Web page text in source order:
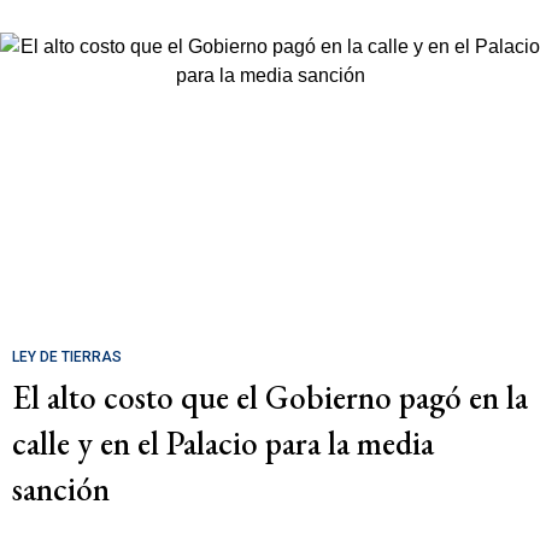
LEY DE TIERRAS
El alto costo que el Gobierno pagó en la
calle y en el Palacio para la media
sanción